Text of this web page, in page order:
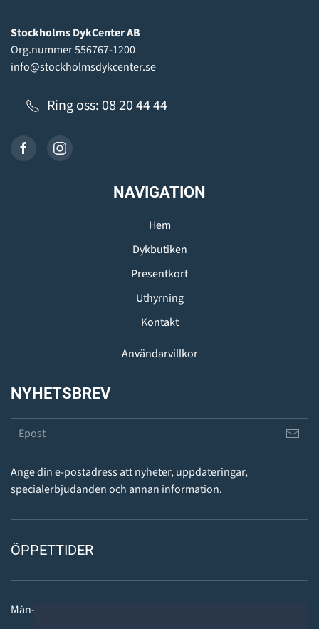
Stockholms DykCenter AB
Org.nummer 556767-1200
info@stockholmsdykcenter.se
Ring oss: 08 20 44 44
NAVIGATION
Hem
Dykbutiken
Presentkort
Uthyrning
Kontakt
Användarvillkor
NYHETSBREV
Ange din e-postadress att nyheter, uppdateringar,
specialerbjudanden och annan information.
ÖPPETTIDER
Mån-fre: 11 - 18